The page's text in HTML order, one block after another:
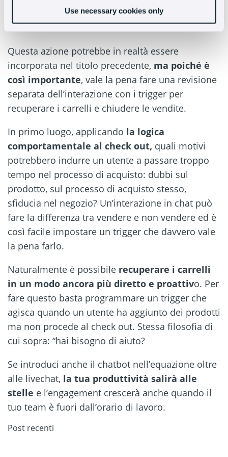
Use necessary cookies only
#3 – Engagement per evitare carrelli
abbandonati
Questa azione potrebbe in realtà essere
incorporata nel titolo precedente, ma poiché è
così importante, vale la pena fare una revisione
separata dell’interazione con i trigger per
recuperare i carrelli e chiudere le vendite.
In primo luogo, applicando la logica
comportamentale al check out, quali motivi
potrebbero indurre un utente a passare troppo
tempo nel processo di acquisto: dubbi sul
prodotto, sul processo di acquisto stesso,
sfiducia nel negozio? Un’interazione in chat può
fare la differenza tra vendere e non vendere ed è
così facile impostare un trigger che davvero vale
la pena farlo.
Naturalmente è possibile recuperare i carrelli
in un modo ancora più diretto e proattivo. Per
fare questo basta programmare un trigger che
agisca quando un utente ha aggiunto dei prodotti
ma non procede al check out. Stessa filosofia di
cui sopra: “hai bisogno di aiuto?
Se introduci anche il chatbot nell’equazione oltre
alle livechat, la tua produttività salirà alle
stelle e l’engagement crescerà anche quando il
tuo team è fuori dall’orario di lavoro.
Post recenti